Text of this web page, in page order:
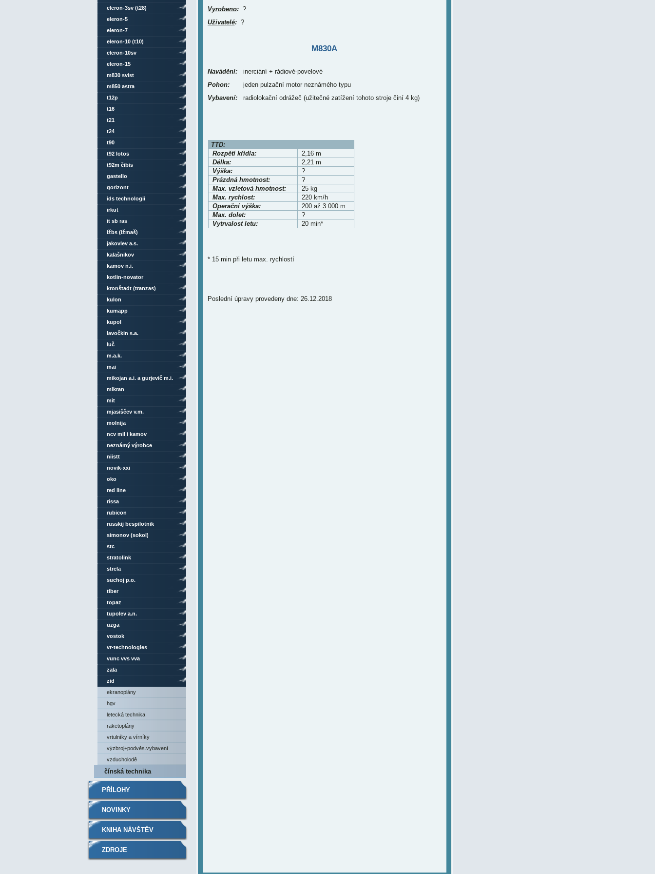
Vyrobeno:?
Uživatelé:?
M830A
Navádění:inerciání + rádiové-povelové
Pohon:jeden pulzační motor neznámého typu
Vybavení:radiolokační odrážeč (užitečné zatížení tohoto stroje činí 4 kg)
TTD:
Rozpětí křídla:
2,16 m
Délka:
2,21 m
Výška:
?
Prázdná hmotnost:
?
Max. vzletová hmotnost:
25 kg
Max. rychlost:
220 km/h
Operační výška:
200 až 3 000 m
Max. dolet:
?
Vytrvalost letu:
20 min*
* 15 min při letu max. rychlostí
Poslední úpravy provedeny dne: 26.12.2018
eleron-3sv (t28)
eleron-5
eleron-7
eleron-10 (t10)
eleron-10sv
eleron-15
m830 svist
m850 astra
t12p
t16
t21
t24
t90
t92 lotos
t92m čibis
gastello
gorizont
ids technologii
irkut
it sb ras
ižbs (ižmaš)
jakovlev a.s.
kalašnikov
kamov n.i.
kotlin-novator
kronštadt (tranzas)
kulon
kumapp
kupol
lavočkin s.a.
luč
m.a.k.
mai
mikojan a.i. a gurjevič m.i.
mikran
mit
mjasiščev v.m.
molnija
ncv mil i kamov
neznámý výrobce
niistt
novik-xxi
oko
red line
rissa
rubicon
russkij bespilotnik
simonov (sokol)
stc
stratolink
strela
suchoj p.o.
tiber
topaz
tupolev a.n.
uzga
vostok
vr-technologies
vunc vvs vva
zala
zid
ekranoplány
hgv
letecká technika
raketoplány
vrtulníky a vírníky
výzbroj+podvěs.vybavení
vzducholodě
čínská technika
PŘÍLOHY
NOVINKY
KNIHA NÁVŠTĚV
ZDROJE